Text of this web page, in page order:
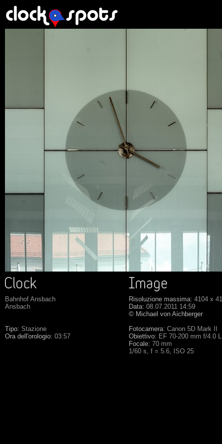
Bahnhof Ansbach
Ansbach
Tipo: Stazione
Ora dell'orologio: 03:57
Risoluzione massima: 4104 x
Data: 08.07.2011 14:59
© Michael von Aichberger
Fotocamera: Canon 5D Mark II
Obiettivo: EF 70-200 mm f/4.0
Focale: 70 mm
1/60 s, f = 5.6, ISO 25